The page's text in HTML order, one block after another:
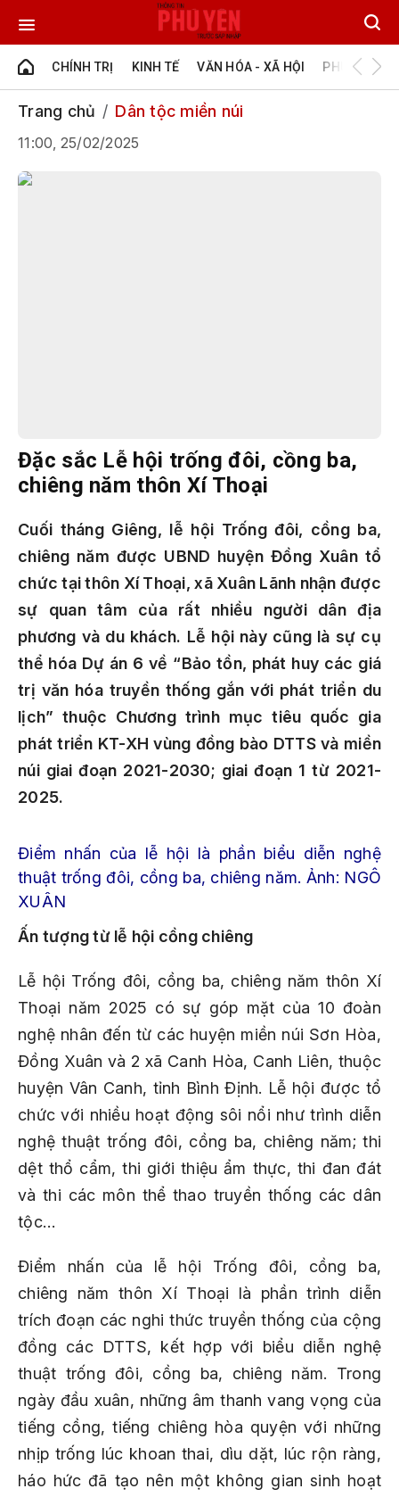
CHÍNH TRỊ KINH TẾ VĂN HÓA - XÃ HỘI PHÚ YÊN -
Trang chủ Dân tộc miền núi
11:00, 25/02/2025
Đặc sắc Lễ hội trống đôi, cồng ba,
chiêng năm thôn Xí Thoại
Cuối tháng Giêng, lễ hội Trống đôi, cồng ba,
chiêng năm được UBND huyện Đồng Xuân tổ
chức tại thôn Xí Thoại, xã Xuân Lãnh nhận được
sự quan tâm của rất nhiều người dân địa
phương và du khách. Lễ hội này cũng là sự cụ
thể hóa Dự án 6 về “Bảo tồn, phát huy các giá
trị văn hóa truyền thống gắn với phát triển du
lịch” thuộc Chương trình mục tiêu quốc gia
phát triển KT-XH vùng đồng bào DTTS và miền
núi giai đoạn 2021-2030; giai đoạn 1 từ 2021-
2025.
Điểm nhấn của lễ hội là phần biểu diễn nghệ
thuật trống đôi, cồng ba, chiêng năm. Ảnh: NGÔ
XUÂN
Ấn tượng từ lễ hội cồng chiêng
Lễ hội Trống đôi, cồng ba, chiêng năm thôn Xí
Thoại năm 2025 có sự góp mặt của 10 đoàn
nghệ nhân đến từ các huyện miền núi Sơn Hòa,
Đồng Xuân và 2 xã Canh Hòa, Canh Liên, thuộc
huyện Vân Canh, tỉnh Bình Định. Lễ hội được tổ
chức với nhiều hoạt động sôi nổi như trình diễn
nghệ thuật trống đôi, cồng ba, chiêng năm; thi
dệt thổ cẩm, thi giới thiệu ẩm thực, thi đan đát
và thi các môn thể thao truyền thống các dân
tộc…
Điểm nhấn của lễ hội Trống đôi, cồng ba,
chiêng năm thôn Xí Thoại là phần trình diễn
trích đoạn các nghi thức truyền thống của cộng
đồng các DTTS, kết hợp với biểu diễn nghệ
thuật trống đôi, cồng ba, chiêng năm. Trong
ngày đầu xuân, những âm thanh vang vọng của
tiếng cồng, tiếng chiêng hòa quyện với những
nhịp trống lúc khoan thai, dìu dặt, lúc rộn ràng,
háo hức đã tạo nên một không gian sinh hoạt